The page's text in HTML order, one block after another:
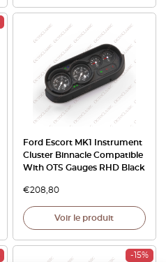
Ford Escort MK1 Instrument
Cluster Binnacle Compatible
With OTS Gauges RHD Black
€208,80
Voir le produit
-15%